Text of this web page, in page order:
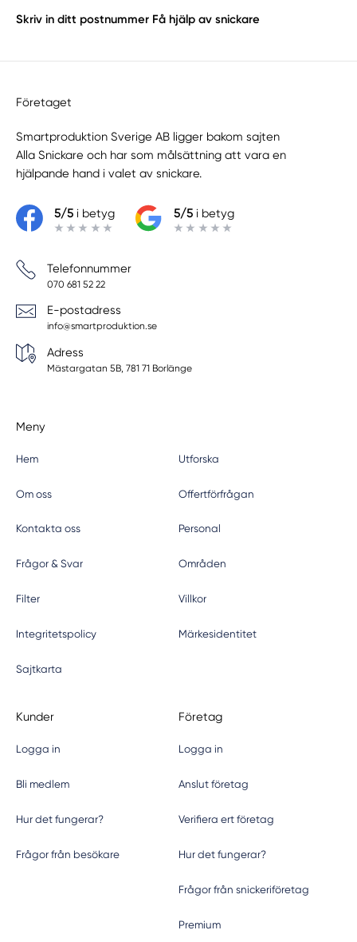
Skriv in ditt postnummer Få hjälp av snickare
Företaget
Smartproduktion Sverige AB ligger bakom sajten
Alla Snickare och har som målsättning att vara en
hjälpande hand i valet av snickare.
5/5i betyg 5/5i betyg
Telefonnummer
070 681 52 22
E-postadress
info@smartproduktion.se
Adress
Mästargatan 5B, 781 71 Borlänge
Meny
Hem Utforska
Om oss Offertförfrågan
Kontakta oss Personal
Frågor & Svar Områden
Filter Villkor
Integritetspolicy Märkesidentitet
Sajtkarta
Kunder
Logga in
Bli medlem
Hur det fungerar?
Frågor från besökare
Företag
Logga in
Anslut företag
Verifiera ert företag
Hur det fungerar?
Frågor från snickeriföretag
Premium